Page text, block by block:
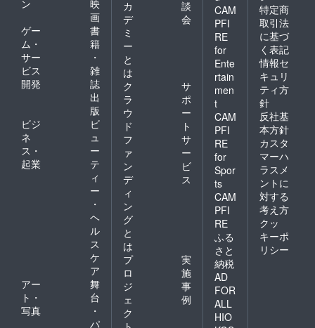
ン
映
画
ゲー
ム・
サー
ビス
開発
書
籍
・
雑
誌
出
版
ビジ
ネ
ス・
起業
ビ
ュ
ー
テ
ィ
ー
・
ヘ
ル
ス
ケ
ア
アー
ト・
写真
舞
台
・
パ
カ
デ
ミ
ー
と
は
談
会
ク
ラ
ウ
ド
フ
ァ
ン
デ
ィ
ン
グ
と
は
サ
ポ
ー
ト
サ
ー
ビ
ス
プ
ロ
ジ
ェ
ク
実
施
事
例
CAM
PFI
RE
for
Ente
rtain
men
t
CAM
PFI
RE
for
Spor
ts
CAM
PFI
RE
ふる
さと
納税
AD
FOR
ALL
HIO
特定商
取引法
に基づ
く表記
情報セ
キュリ
ティ方
針
反社基
本方針
カスタ
マーハ
ラスメ
ントに
対する
考え方
クッ
キーポ
リシー